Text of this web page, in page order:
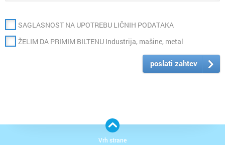
SAGLASNOST NA UPOTREBU LIČNIH PODATAKA
ŽELIM DA PRIMIM BILTENU Industrija, mašine, metal
poslati zahtev
Vrh strane